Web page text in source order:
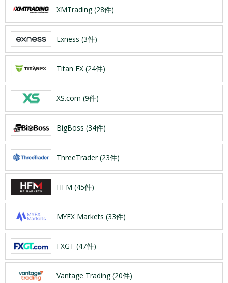
XMTrading (28件)
Exness (3件)
Titan FX (24件)
XS.com (9件)
BigBoss (34件)
ThreeTrader (23件)
HFM (45件)
MYFX Markets (33件)
FXGT (47件)
Vantage Trading (20件)